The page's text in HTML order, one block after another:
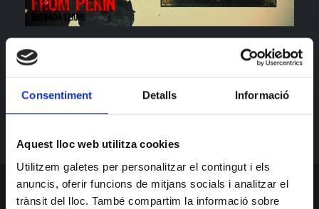
Consentiment Detalls Informació
Aquest lloc web utilitza cookies
Utilitzem galetes per personalitzar el contingut i els
anuncis, oferir funcions de mitjans socials i analitzar el
trànsit del lloc. També compartim la informació sobre
Este proyecto se basa en fusionar las tendencias y
gustos musicales de cada uno de sus componente;